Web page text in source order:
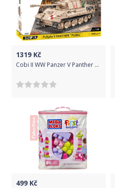
1319 Kč
Cobi II WW Panzer V Panther PUDEL, 840 k, 2 f
499 Kč